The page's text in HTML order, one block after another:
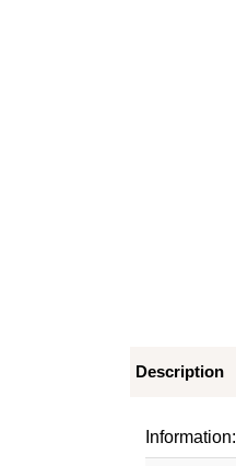
Description
Information: